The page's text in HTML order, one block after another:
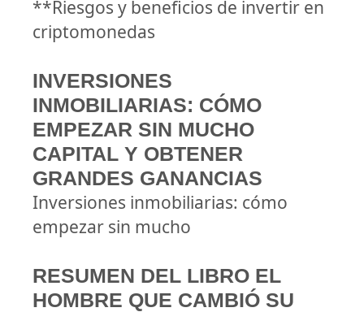
**Riesgos y beneficios de invertir en
criptomonedas
INVERSIONES
INMOBILIARIAS: CÓMO
EMPEZAR SIN MUCHO
CAPITAL Y OBTENER
GRANDES GANANCIAS
Inversiones inmobiliarias: cómo
empezar sin mucho
RESUMEN DEL LIBRO EL
HOMBRE QUE CAMBIÓ SU